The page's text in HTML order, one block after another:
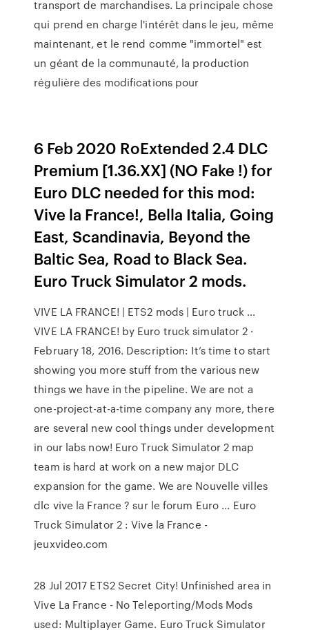
transport de marchandises. La principale chose
qui prend en charge l'intérêt dans le jeu, même
maintenant, et le rend comme "immortel" est
un géant de la communauté, la production
régulière des modifications pour
6 Feb 2020 RoExtended 2.4 DLC
Premium [1.36.XX] (NO Fake !) for
Euro DLC needed for this mod:
Vive la France!, Bella Italia, Going
East, Scandinavia, Beyond the
Baltic Sea, Road to Black Sea.
Euro Truck Simulator 2 mods.
VIVE LA FRANCE! | ETS2 mods | Euro truck …
VIVE LA FRANCE! by Euro truck simulator 2 ·
February 18, 2016. Description: It’s time to start
showing you more stuff from the various new
things we have in the pipeline. We are not a
one-project-at-a-time company any more, there
are several new cool things under development
in our labs now! Euro Truck Simulator 2 map
team is hard at work on a new major DLC
expansion for the game. We are Nouvelle villes
dlc vive la France ? sur le forum Euro ... Euro
Truck Simulator 2 : Vive la France -
jeuxvideo.com
28 Jul 2017 ETS2 Secret City! Unfinished area in
Vive La France - No Teleporting/Mods Mods
used: Multiplayer Game. Euro Truck Simulator